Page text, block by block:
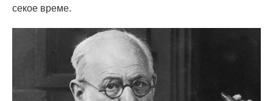
секое време.